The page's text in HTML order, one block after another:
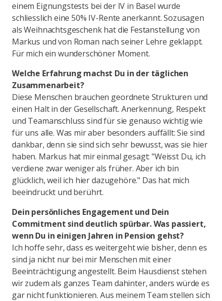
einem Eignungstests bei der IV in Basel wurde
schliesslich eine 50% IV-Rente anerkannt. Sozusagen
als Weihnachtsgeschenk hat die Festanstellung von
Markus und von Roman nach seiner Lehre geklappt.
Für mich ein wunderschöner Moment.
Welche Erfahrung machst Du in der täglichen
Zusammenarbeit?
Diese Menschen brauchen geordnete Strukturen und
einen Halt in der Gesellschaft. Anerkennung, Respekt
und Teamanschluss sind für sie genauso wichtig wie
für uns alle. Was mir aber besonders auffällt: Sie sind
dankbar, denn sie sind sich sehr bewusst, was sie hier
haben. Markus hat mir einmal gesagt: "Weisst Du, ich
verdiene zwar weniger als früher. Aber ich bin
glücklich, weil ich hier dazugehöre." Das hat mich
beeindruckt und berührt.
Dein persönliches Engagement und Dein
Commitment sind deutlich spürbar. Was passiert,
wenn Du in einigen Jahren in Pension gehst?
Ich hoffe sehr, dass es weitergeht wie bisher, denn es
sind ja nicht nur bei mir Menschen mit einer
Beeinträchtigung angestellt. Beim Hausdienst stehen
wir zudem als ganzes Team dahinter, anders würde es
gar nicht funktionieren. Aus meinem Team stellen sich